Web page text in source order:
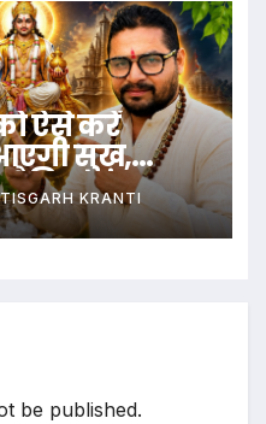
ऐसे करें
सुख,
संपदा
KRANTI
be published.